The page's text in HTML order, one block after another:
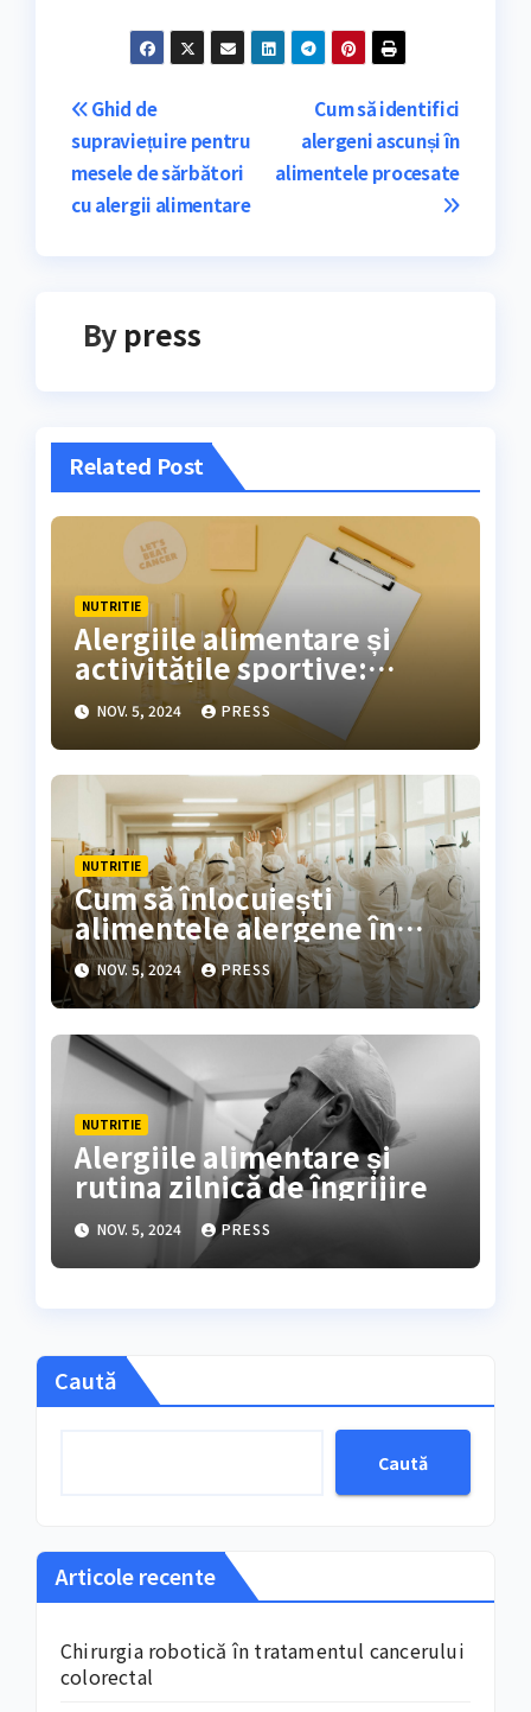
Navigare
în
articole
Cum să identifici
alergeni ascunși în
alimentele procesate
Ghid de
supraviețuire pentru
mesele de sărbători
cu alergii alimentare
By press
Related Post
NUTRITIE
Alergiile alimentare și
activitățile sportive:
sfaturi utile
NOV. 5, 2024 PRESS
NUTRITIE
Cum să înlocuiești
alimentele alergene în
rețetele preferate
NOV. 5, 2024 PRESS
NUTRITIE
Alergiile alimentare și
rutina zilnică de îngrijire
NOV. 5, 2024 PRESS
Caută
Caută
Articole recente
Chirurgia robotică în tratamentul cancerului
colorectal